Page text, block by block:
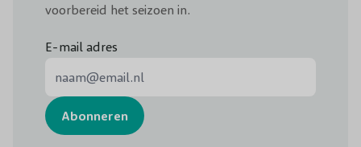
voorbereid het seizoen in.
E-mail adres
Abonneren